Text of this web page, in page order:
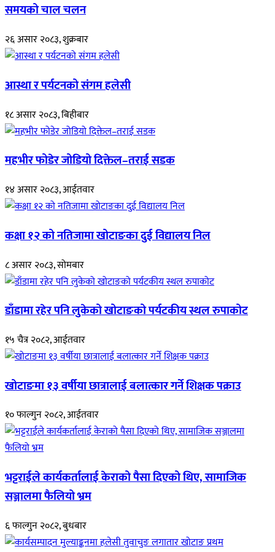
समयको चाल चलन
२६ असार २०८३, शुक्रबार
आस्था र पर्यटनको संगम हलेसी
१८ असार २०८३, बिहीबार
महभीर फोडेर जोडियो दिक्तेल–तराई सडक
१४ असार २०८३, आईतवार
कक्षा १२ को नतिजामा खोटाङका दुई विद्यालय निल
८ असार २०८३, सोमबार
डाँडामा रहेर पनि लुकेको खोटाङको पर्यटकीय स्थल रुपाकोट
१५ चैत्र २०८२, आईतवार
खोटाङमा १३ वर्षीया छात्रालाई बलात्कार गर्ने शिक्षक पक्राउ
१० फाल्गुन २०८२, आईतवार
भट्टराईले कार्यकर्तालाई केराको पैसा दिएको थिए, सामाजिक
सञ्जालमा फैलियो भ्रम
६ फाल्गुन २०८२, बुधबार